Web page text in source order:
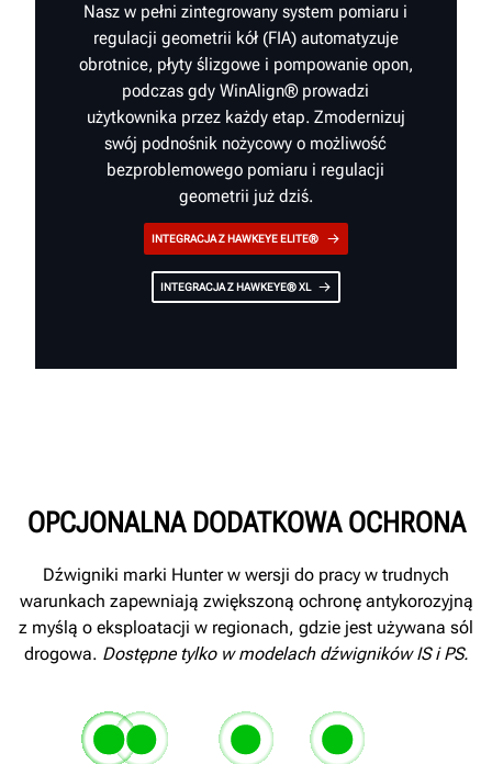
Nasz w pełni zintegrowany system pomiaru i
regulacji geometrii kół (FIA) automatyzuje
obrotnice, płyty ślizgowe i pompowanie opon,
podczas gdy WinAlign® prowadzi
użytkownika przez każdy etap. Zmodernizuj
swój podnośnik nożycowy o możliwość
bezproblemowego pomiaru i regulacji
geometrii już dziś.
INTEGRACJA Z HAWKEYE ELITE®
INTEGRACJA Z HAWKEYE® XL
OPCJONALNA DODATKOWA OCHRONA
Dźwigniki marki Hunter w wersji do pracy w trudnych
warunkach zapewniają zwiększoną ochronę antykorozyjną
z myślą o eksploatacji w regionach, gdzie jest używana sól
drogowa. Dostępne tylko w modelach dźwigników IS i PS.